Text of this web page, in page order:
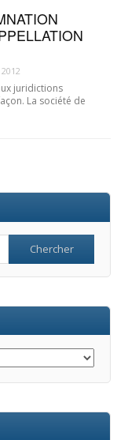
juridictions
La société de